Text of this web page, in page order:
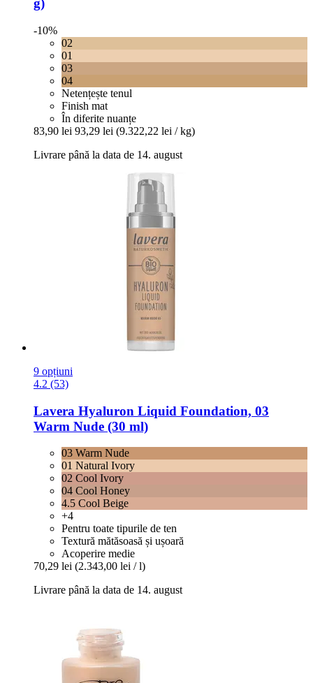
g)
-10%
02
01
03
04
Netențește tenul
Finish mat
În diferite nuanțe
83,90 lei 93,29 lei (9.322,22 lei / kg)
Livrare până la data de 14. august
9 opțiuni
4.2 (53)
Lavera Hyaluron Liquid Foundation, 03
Warm Nude (30 ml)
03 Warm Nude
01 Natural Ivory
02 Cool Ivory
04 Cool Honey
4.5 Cool Beige
+4
Pentru toate tipurile de ten
Textură mătăsoasă și ușoară
Acoperire medie
70,29 lei (2.343,00 lei / l)
Livrare până la data de 14. august